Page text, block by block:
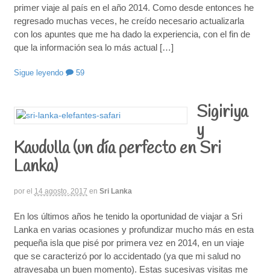
primer viaje al país en el año 2014. Como desde entonces he
regresado muchas veces, he creído necesario actualizarla
con los apuntes que me ha dado la experiencia, con el fin de
que la información sea lo más actual […]
Sigue leyendo 59
Sigiriya
y
Kaudulla (un día perfecto en Sri
Lanka)
por el 14 agosto, 2017 en Sri Lanka
En los últimos años he tenido la oportunidad de viajar a Sri
Lanka en varias ocasiones y profundizar mucho más en esta
pequeña isla que pisé por primera vez en 2014, en un viaje
que se caracterizó por lo accidentado (ya que mi salud no
atravesaba un buen momento). Estas sucesivas visitas me